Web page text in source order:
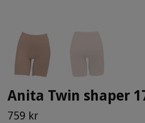
Anita Twin shaper
759 kr